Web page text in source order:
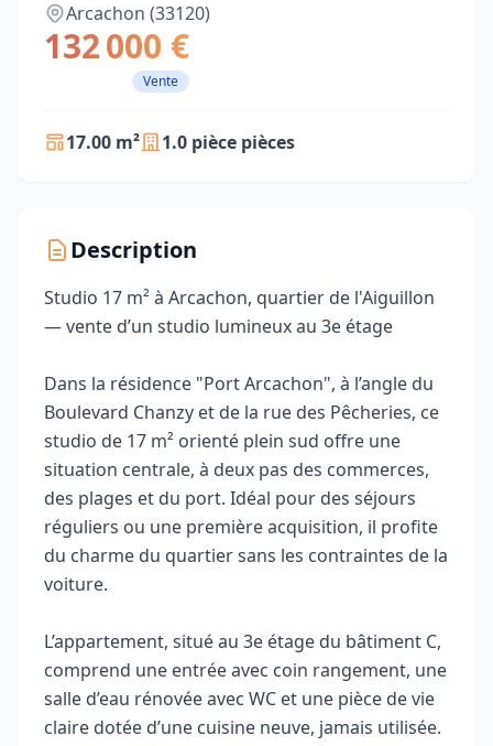
Arcachon (33120)
132 000 €
Vente
17.00 m² 1.0 pièce pièces
Description
Studio 17 m² à Arcachon, quartier de l'Aiguillon
— vente d’un studio lumineux au 3e étage
Dans la résidence "Port Arcachon", à l’angle du
Boulevard Chanzy et de la rue des Pêcheries, ce
studio de 17 m² orienté plein sud offre une
situation centrale, à deux pas des commerces,
des plages et du port. Idéal pour des séjours
réguliers ou une première acquisition, il profite
du charme du quartier sans les contraintes de la
voiture.
L’appartement, situé au 3e étage du bâtiment C,
comprend une entrée avec coin rangement, une
salle d’eau rénovée avec WC et une pièce de vie
claire dotée d’une cuisine neuve, jamais utilisée.